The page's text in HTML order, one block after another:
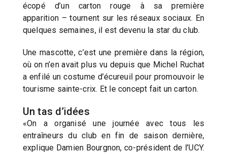
écopé d’un carton rouge à sa première
apparition – tournent sur les réseaux sociaux. En
quelques semaines, il est devenu la star du club.
Une mascotte, c’est une première dans la région,
où on n’en avait plus vu depuis que Michel Ruchat
a enfilé un costume d’écureuil pour promouvoir le
tourisme sainte-crix. Et le concept fait un carton.
Un tas d’idées
«On a organisé une journée avec tous les
entraîneurs du club en fin de saison dernière,
explique Damien Bourgnon, co-président de l’UCY.